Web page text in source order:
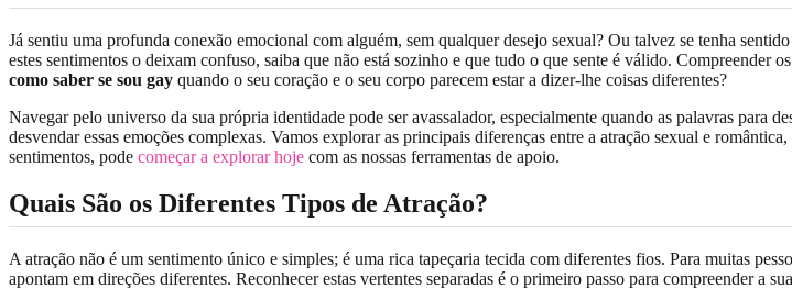
Já sentiu uma profunda conexão emocional com alguém, sem qualquer desejo sexual? Ou talvez se tenha
estes sentimentos o deixam confuso, saiba que não está sozinho e que tudo o que sente é válido. Compreender
como saber se sou gay quando o seu coração e o seu corpo parecem estar a dizer-lhe coisas diferentes?
Navegar pelo universo da sua própria identidade pode ser avassalador, especialmente quando as palavras para
desvendar essas emoções complexas. Vamos explorar as principais diferenças entre a atração sexual e
sentimentos, pode começar a explorar hoje com as nossas ferramentas de apoio.
Quais São os Diferentes Tipos de Atração?
A atração não é um sentimento único e simples; é uma rica tapeçaria tecida com diferentes fios. Para muitas
apontam em direções diferentes. Reconhecer estas vertentes separadas é o primeiro passo para compreender a